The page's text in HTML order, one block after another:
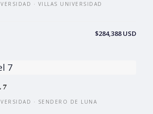
· VILLAS UNIVERSIDAD
$284,388 USD
7
· SENDERO DE LUNA